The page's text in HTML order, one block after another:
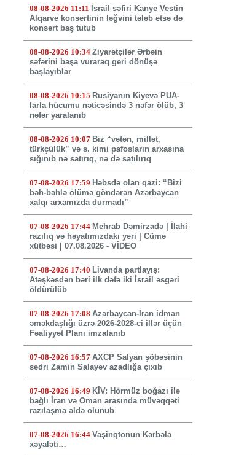
08-08-2026 11:11 İsrail səfiri Kanye Vestin
Alqarve konsertinin ləğvini tələb etsə də
konsert baş tutub
08-08-2026 10:34 Ziyarətçilər Ərbəin
səfərini başa vuraraq geri dönüşə
başlayıblar
08-08-2026 10:15 Rusiyanın Kiyevə PUA-
larla hücumu nəticəsində 3 nəfər ölüb, 3
nəfər yaralanıb
08-08-2026 10:07 Biz “vətən, millət,
türkçülük” və s. kimi pafosların arxasına
sığınıb nə satırıq, nə də satılırıq
07-08-2026 17:59 Həbsdə olan qazi: “Bizi
bəh-bəhlə ölümə göndərən Azərbaycan
xalqı arxamızda durmadı”
07-08-2026 17:44 Mehrab Dəmirzadə | İlahi
razılıq və həyatımızdakı yeri | Cümə
xütbəsi | 07.08.2026 - VİDEO
07-08-2026 17:40 Livanda partlayış:
Atəşkəsdən bəri ilk dəfə iki İsrail əsgəri
öldürülüb
07-08-2026 17:08 Azərbaycan-İran idman
əməkdaşlığı üzrə 2026-2028-ci illər üçün
Fəaliyyət Planı imzalanıb
07-08-2026 16:57 AXCP Salyan şöbəsinin
sədri Zamin Salayev azadlığa çıxıb
07-08-2026 16:49 KİV: Hörmüz boğazı ilə
bağlı İran və Oman arasında müvəqqəti
razılaşma əldə olunub
07-08-2026 16:44 Vaşinqtonun Kərbəla
xəyaləti…